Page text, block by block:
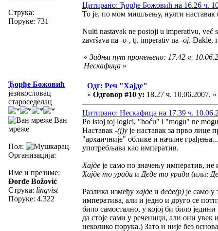
Струка:
Поруке: 731
Цитирано: Ђорђе Божовић на 16.26 ч.
То је, по мом мишљењу, нулти наставак
Nulti nastavak ne postoji u imperativu, već
završava na -o-, tj. imperativ na -oj. Dakle,
« Задњи пут промењено: 17.42 ч.
Нескафица »
Ђорђе Божовић
језикословац
староседелац
Ван
мреже
Пол:
Организација:
Име и презиме:
Đorđe Božović
Струка: lingvist
Поруке: 4.322
Одг: Реч "Хајде"
« Одговор #10 у: 18.27 ч. 10.06.2007. »
Цитирано: Нескафица на 17.39 ч.
Po istoj toj logici, "hoću" i "mogu" ne
Наставак -(ј)у је наставак за прво лице
"архаичније" облике и начине
употребљава као императив.
Хајде је само по значењу императив,
Хајде то уради и Деде то уради (или:
Разлика између хајде и деде(р) је само
императива, али и једно и друго се
било самостално, у којој би било
да стоје сами у реченици, али они увек
неколико порука.) Зато и није без